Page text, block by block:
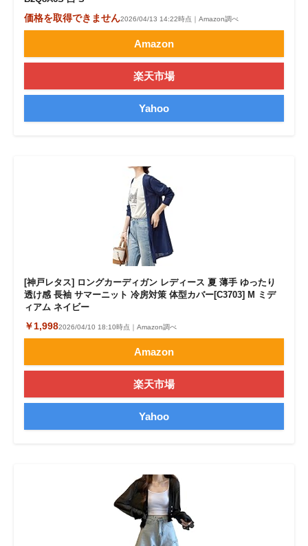
価格を取得できません2026/04/13 14:22時点｜Amazon調べ
Amazon
楽天市場
Yahoo
[神戸レタス] ロングカーディガン レディース 夏 薄手 ゆったり
透け感 長袖 サマーニット 冷房対策 体型カバー[C3703] M ミデ
ィアム ネイビー
￥1,9982026/04/10 18:10時点｜Amazon調べ
Amazon
楽天市場
Yahoo